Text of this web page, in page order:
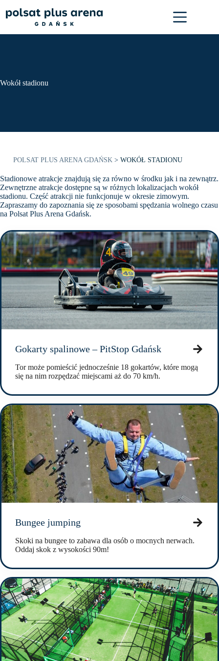
do
treści
Wokół stadionu
POLSAT PLUS ARENA GDAŃSK> WOKÓŁ STADIONU
Stadionowe atrakcje znajdują się za równo w środku jak i na zewnątrz.
Zewnętrzne atrakcje dostępne są w różnych lokalizacjach wokół
stadionu. Część atrakcji nie funkcjonuje w okresie zimowym.
Zapraszamy do zapoznania się ze sposobami spędzania wolnego czasu
na Polsat Plus Arena Gdańsk.
Gokarty spalinowe – PitStop Gdańsk
Tor może pomieścić jednocześnie 18 gokartów, które mogą
się na nim rozpędzać miejscami aż do 70 km/h.
Bungee jumping
Skoki na bungee to zabawa dla osób o mocnych nerwach.
Oddaj skok z wysokości 90m!